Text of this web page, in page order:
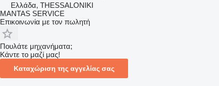
Ελλάδα, THESSALONIKI
MANTAS SERVICE
Επικοινωνία με τον πωλητή
Πουλάτε μηχανήματα;
Κάντε το μαζί μας!
Καταχώριση της αγγελίας σας